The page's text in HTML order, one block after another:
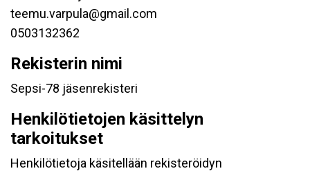
teemu.varpula@gmail.com
0503132362
Rekisterin nimi
Sepsi-78 jäsenrekisteri
Henkilötietojen käsittelyn
tarkoitukset
Henkilötietoja käsitellään rekisteröidyn